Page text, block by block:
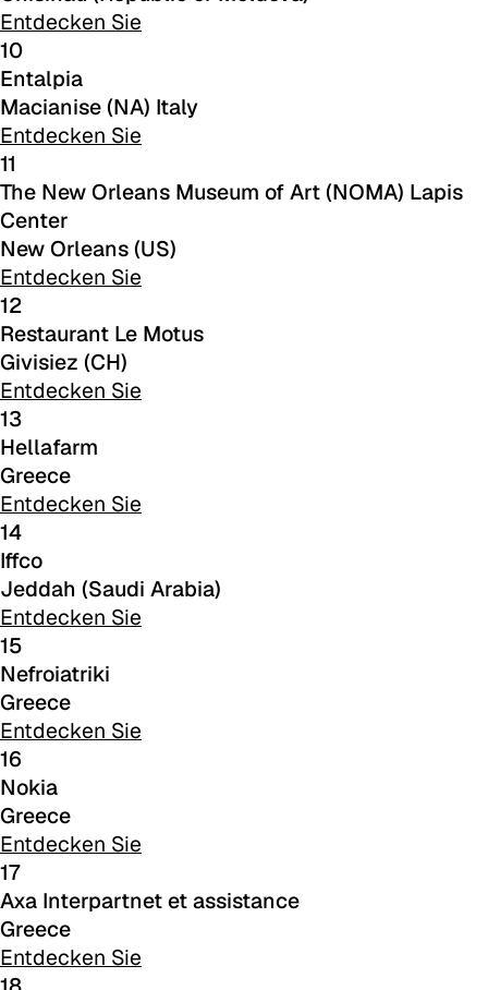
C 381
C 38M
C 385
C 383
Entdecken Sie
10
Entalpia
Macianise (NA) Italy
Entdecken Sie
11
The New Orleans Museum of Art (NOMA) Lapis
Center
New Orleans (US)
Entdecken Sie
12
Restaurant Le Motus
Givisiez (CH)
Entdecken Sie
13
Hellafarm
Greece
Entdecken Sie
14
Iffco
Jeddah (Saudi Arabia)
Entdecken Sie
15
Nefroiatriki
Greece
Entdecken Sie
16
Nokia
Greece
Entdecken Sie
17
Axa Interpartnet et assistance
Greece
Entdecken Sie